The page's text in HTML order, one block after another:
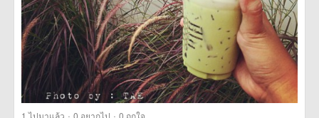
1 ไปมาแล้ว · 0 อยากไป · 0 ถูกใจ